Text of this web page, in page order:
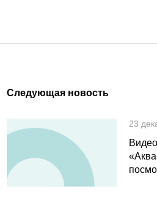
Следующая новость
23